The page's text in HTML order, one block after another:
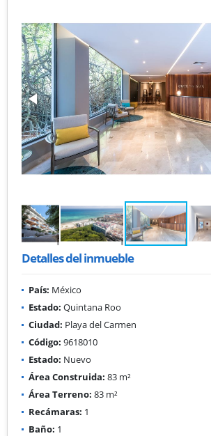
Detalles del inmueble
País: México
Estado: Quintana Roo
Ciudad: Playa del Carmen
Código: 9618010
Estado: Nuevo
Área Construida: 83 m²
Área Terreno: 83 m²
Recámaras: 1
Baño: 1